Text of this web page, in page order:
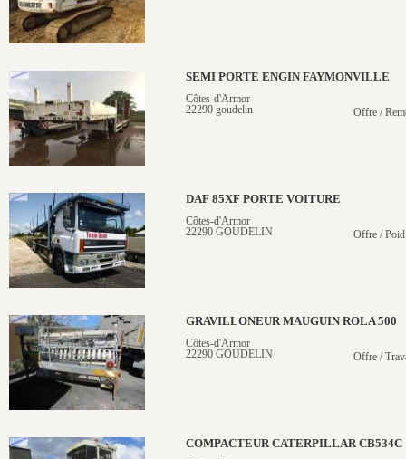
SEMI PORTE ENGIN FAYMONVILLE
Côtes-d'Armor
22290 goudelin
Offre /
DAF 85XF PORTE VOITURE
Côtes-d'Armor
22290 GOUDELIN
Offre /
GRAVILLONEUR MAUGUIN ROLA 500
Côtes-d'Armor
22290 GOUDELIN
Offre /
COMPACTEUR CATERPILLAR CB534C